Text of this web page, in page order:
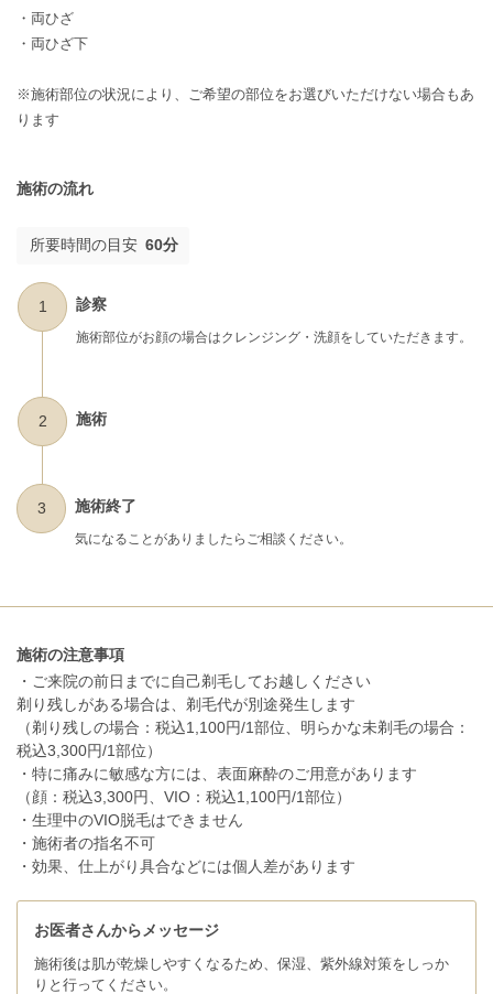
・両ひざ
・両ひざ下
※施術部位の状況により、ご希望の部位をお選びいただけない場合もあ
ります
施術の流れ
所要時間の目安 60分
1 診察
施術部位がお顔の場合はクレンジング・洗顔をしていただきます。
2 施術
3 施術終了
気になることがありましたらご相談ください。
施術の注意事項
・ご来院の前日までに自己剃毛してお越しください
剃り残しがある場合は、剃毛代が別途発生します
（剃り残しの場合：税込1,100円/1部位、明らかな未剃毛の場合：
税込3,300円/1部位）
・特に痛みに敏感な方には、表面麻酔のご用意があります
（顔：税込3,300円、VIO：税込1,100円/1部位）
・生理中のVIO脱毛はできません
・施術者の指名不可
・効果、仕上がり具合などには個人差があります
お医者さんからメッセージ
施術後は肌が乾燥しやすくなるため、保湿、紫外線対策をしっか
りと行ってください。